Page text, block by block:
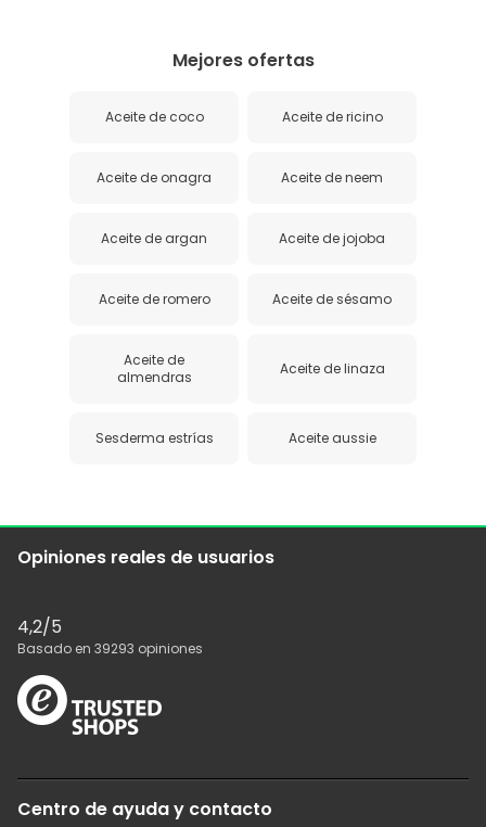
Mejores ofertas
Aceite de coco Aceite de ricino
Aceite de onagra Aceite de neem
Aceite de argan Aceite de jojoba
Aceite de romero Aceite de sésamo
Aceite de
almendras
Aceite de linaza
Sesderma estrías Aceite aussie
Opiniones reales de usuarios
4,2/5
Basado en 39293 opiniones
Centro de ayuda y contacto